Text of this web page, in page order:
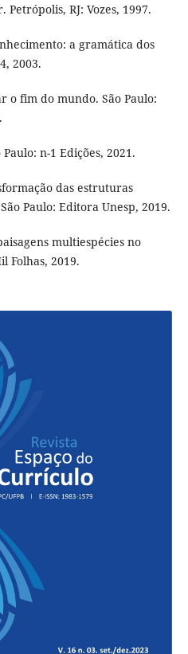
RJ: Vozes, 1997.
a gramática dos
2003.
o fim do mundo. São Paulo:
n-1 Edições, 2021.
das estruturas
Paulo: Editora Unesp, 2019.
multiespécies no
Folhas, 2019.